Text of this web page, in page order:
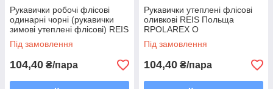
Рукавички робочі флісові
одинарні чорні (рукавички
зимові утеплені флісові) REIS
Польща RPOLAREX B
Під замовлення
104,40 ₴/пара
Рукавички утеплені флісові
оливкові REIS Польща
RPOLAREX O
Під замовлення
104,40 ₴/пара